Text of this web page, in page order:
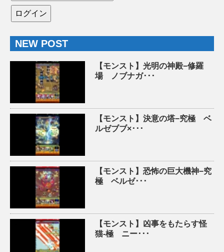
NEW POST
【モンスト】光明の神殿−修羅
場 ノブナガ･･･
【モンスト】決意の塔−究極 ベ
ルゼブブ×･･･
【モンスト】恐怖の巨大機神−究
極 ベルゼ･･･
【モンスト】凶事をもたらす怪
猫-極 ニー･･･